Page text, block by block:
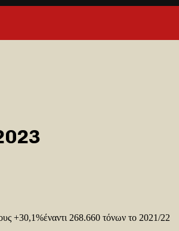
+30,1%έναντι 268.660 τόνων το 2021/22